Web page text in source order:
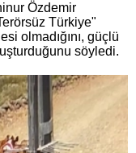
Özdemir
Türkiye"
olmadığını, güçlü
söyledi.